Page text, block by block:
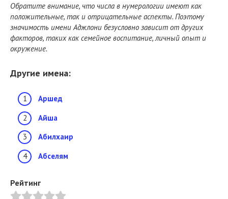
Обратите внимание, что числа в нумерологии имеют как
положительные, так и отрицательные аспекты. Поэтому
значимость имени Аджлони безусловно зависит от других
факторов, таких как семейное воспитание, личный опыт и
окружение.
Другие имена:
Аршед
Айша
Абилхаир
Абселям
Рейтинг